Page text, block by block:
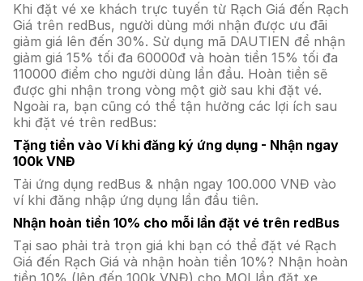
Khi đặt vé xe khách trực tuyến từ Rạch Giá đến Rạch
Giá trên redBus, người dùng mới nhận được ưu đãi
giảm giá lên đến 30%. Sử dụng mã DAUTIEN để nhận
giảm giá 15% tối đa 60000đ và hoàn tiền 15% tối đa
110000 điểm cho người dùng lần đầu. Hoàn tiền sẽ
được ghi nhận trong vòng một giờ sau khi đặt vé.
Ngoài ra, bạn cũng có thể tận hưởng các lợi ích sau
khi đặt vé trên redBus:
Tặng tiền vào Ví khi đăng ký ứng dụng - Nhận ngay
100k VNĐ
Tải ứng dụng redBus & nhận ngay 100.000 VNĐ vào
ví khi đăng nhập ứng dụng lần đầu tiên.
Nhận hoàn tiền 10% cho mỗi lần đặt vé trên redBus
Tại sao phải trả trọn giá khi bạn có thể đặt vé Rạch
Giá đến Rạch Giá và nhận hoàn tiền 10%? Nhận hoàn
tiền 10% (lên đến 100k VNĐ) cho MỌI lần đặt xe